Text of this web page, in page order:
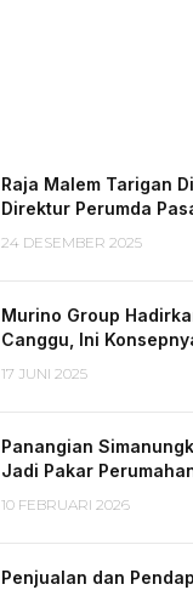
Raja Malem Tarigan
Direktur Perumda
24 DESEMBER 2025
Murino Group
Canggu, Ini
17 JUNI 2025
Panangian
Jadi Pakar
10 FEBRUARI 2026
Penjualan dan